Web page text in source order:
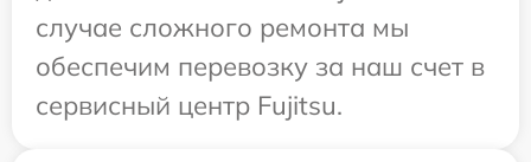
случае сложного ремонта мы
обеспечим перевозку за наш счет в
сервисный центр Fujitsu.